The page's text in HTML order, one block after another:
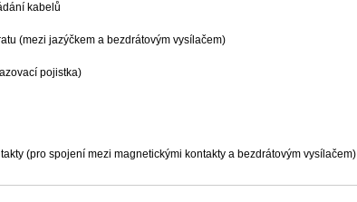
kabelů
(mezi jazýčkem a bezdrátovým vysílačem)
pojistka)
(pro spojení mezi magnetickými kontakty a bezdrátovým vysílačem)